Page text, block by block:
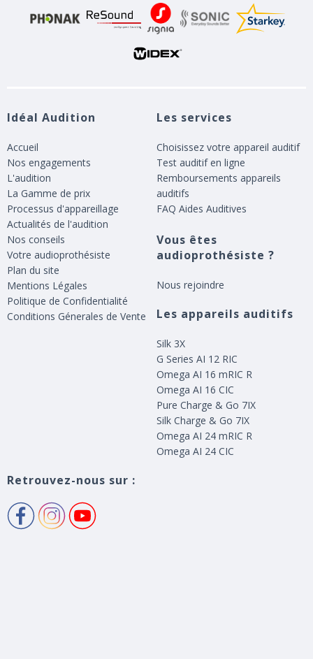
Idéal Audition
Accueil
Nos engagements
L'audition
La Gamme de prix
Processus d'appareillage
Actualités de l'audition
Nos conseils
Votre audioprothésiste
Plan du site
Mentions Légales
Politique de Confidentialité
Conditions Génerales de Vente
Les services
Choisissez votre appareil auditif
Test auditif en ligne
Remboursements appareils
auditifs
FAQ Aides Auditives
Vous êtes
audioprothésiste ?
Nous rejoindre
Les appareils auditifs
Silk 3X
G Series AI 12 RIC
Omega AI 16 mRIC R
Omega AI 16 CIC
Pure Charge & Go 7IX
Silk Charge & Go 7IX
Omega AI 24 mRIC R
Omega AI 24 CIC
Retrouvez-nous sur :